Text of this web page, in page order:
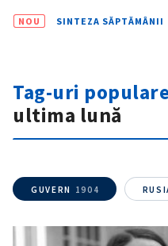
in English
NOU SINTEZA SĂPTĂMÂNII
Tag-uri populare
ultima lună
GUVERN 1904